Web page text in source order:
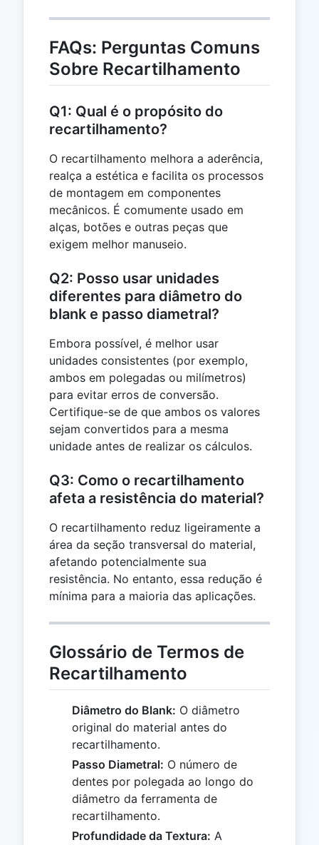
FAQs: Perguntas Comuns
Sobre Recartilhamento
Q1: Qual é o propósito do
recartilhamento?
O recartilhamento melhora a aderência,
realça a estética e facilita os processos
de montagem em componentes
mecânicos. É comumente usado em
alças, botões e outras peças que
exigem melhor manuseio.
Q2: Posso usar unidades
diferentes para diâmetro do
blank e passo diametral?
Embora possível, é melhor usar
unidades consistentes (por exemplo,
ambos em polegadas ou milímetros)
para evitar erros de conversão.
Certifique-se de que ambos os valores
sejam convertidos para a mesma
unidade antes de realizar os cálculos.
Q3: Como o recartilhamento
afeta a resistência do material?
O recartilhamento reduz ligeiramente a
área da seção transversal do material,
afetando potencialmente sua
resistência. No entanto, essa redução é
mínima para a maioria das aplicações.
Glossário de Termos de
Recartilhamento
Diâmetro do Blank: O diâmetro
original do material antes do
recartilhamento.
Passo Diametral: O número de
dentes por polegada ao longo do
diâmetro da ferramenta de
recartilhamento.
Profundidade da Textura: A